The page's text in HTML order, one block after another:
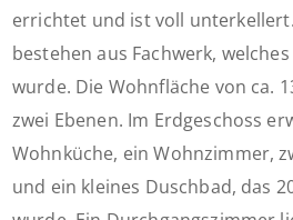
errichtet und ist voll
bestehen aus Fachwerk,
wurde. Die Wohnfläche von ca.
zwei Ebenen. Im Erdgeschoss
Wohnküche, ein Wohnzimmer,
und ein kleines Duschbad, das